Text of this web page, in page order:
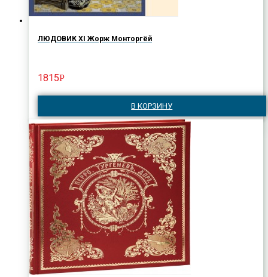
ЛЮДОВИК XI Жорж Монторгёй
1815Р
В КОРЗИНУ